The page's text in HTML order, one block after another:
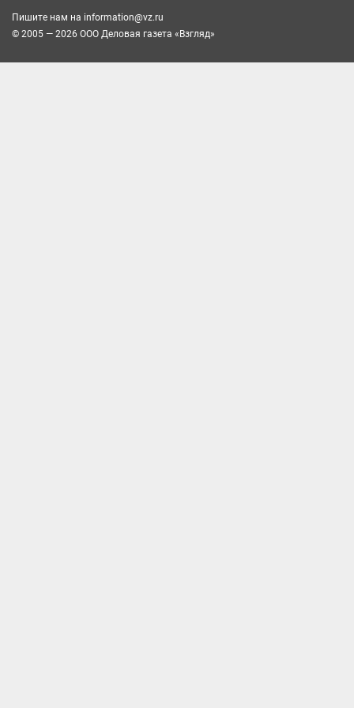
Пишите нам на information@vz.ru
© 2005 — 2026 ООО Деловая газета «Взгляд»